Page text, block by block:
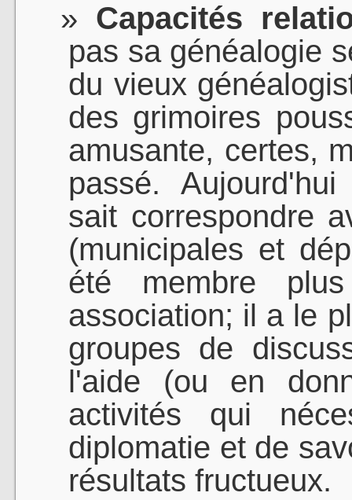
Capacités
pas sa généalogie
du vieux
des grimoires
amusante, certes,
passé.
sait correspondre
(municipales et
été membre
association; il a le
groupes de
l'aide (ou en
activités qui
diplomatie et de
résultats fructueux.